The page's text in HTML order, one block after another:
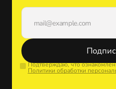
Подтверждаю, что
Политики обработки